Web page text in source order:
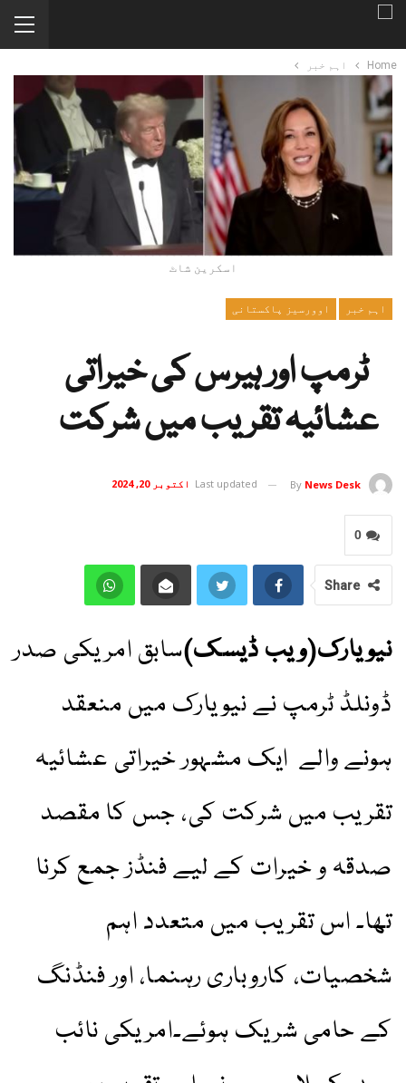
Home اہم خبر
اسکرین شاٹ
اہم خبر اوورسیز پاکستانی
ٹرمپ اور ہیرس کی خیراتی
عشائیہ تقریب میں شرکت
By News Desk
Last updated اکتوبر 20, 2024
0
Share
نیویارک(ویب ڈیسک)سابق امریکی صدر
ڈونلڈ ٹرمپ نے نیویارک میں منعقد
ہونے والے ایک مشہور خیراتی عشائیہ
تقریب میں شرکت کی، جس کا مقصد
صدقہ و خیرات کے لیے فنڈز جمع کرنا
تھا۔ اس تقریب میں متعدد اہم
شخصیات، کاروباری رہنما، اور فنڈنگ
کے حامی شریک ہوئے۔امریکی نائب